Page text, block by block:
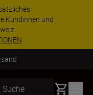
Kundinnen und
Suche Basket